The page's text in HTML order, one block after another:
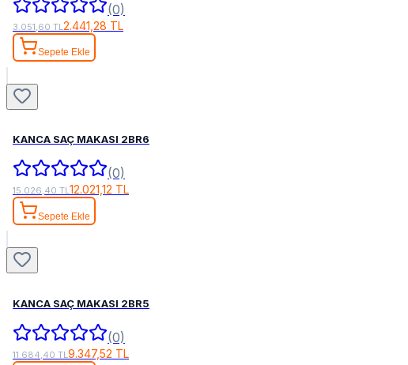
(0)
3.051,60 TL 2.441,28 TL
Sepete Ekle
KANCA SAÇ MAKASI 2BR6
(0)
15.026,40 TL12.021,12 TL
Sepete Ekle
KANCA SAÇ MAKASI 2BR5
(0)
11.684,40 TL9.347,52 TL